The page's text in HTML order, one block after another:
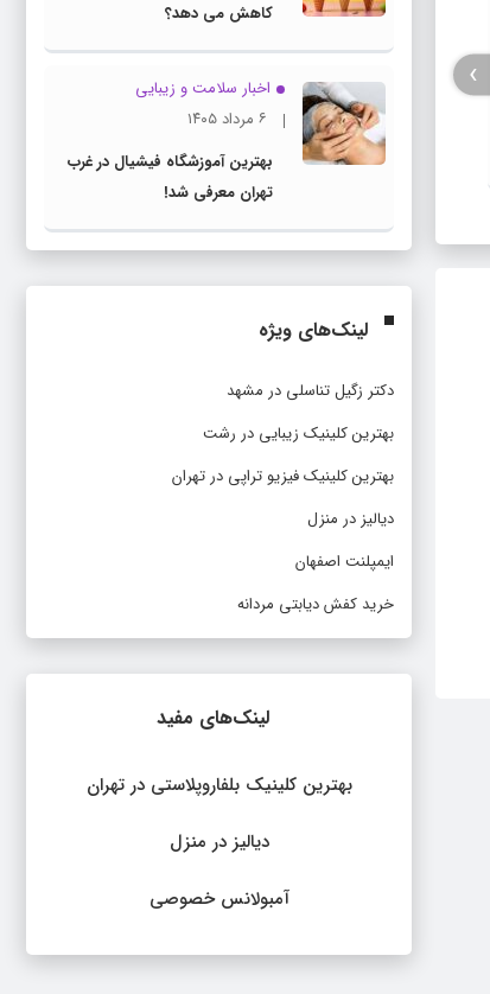
هشدار: افزایش سرطان روده بزرگ در
ایران
›
کاهش می دهد؟
اخبار سلامت و زیبایی
۶ مرداد ۱۴۰۵
بهترین آموزشگاه فیشیال در غرب
تهران معرفی شد!
لینک‌های ویژه
دکتر زگیل تناسلی در مشهد
بهترین کلینیک زیبایی در رشت
بهترین کلینیک فیزیو تراپی در تهران
دیالیز در منزل
ایمپلنت اصفهان
خرید کفش دیابتی مردانه
لینک‌های مفید
بهترین کلینیک بلفاروپلاستی در تهران
دیالیز در منزل
آمبولانس خصوصی